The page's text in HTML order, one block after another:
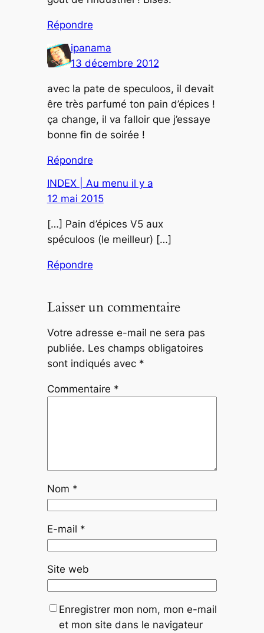
Répondre
ipanama
13 décembre 2012
avec la pate de speculoos, il devait
êre très parfumé ton pain d’épices !
ça change, il va falloir que j’essaye
bonne fin de soirée !
Répondre
INDEX | Au menu il y a
12 mai 2015
[…] Pain d’épices V5 aux
spéculoos (le meilleur) […]
Répondre
Laisser un commentaire
Votre adresse e-mail ne sera pas
publiée. Les champs obligatoires
sont indiqués avec *
Commentaire *
Nom *
E-mail *
Site web
Enregistrer mon nom, mon e-mail
et mon site dans le navigateur